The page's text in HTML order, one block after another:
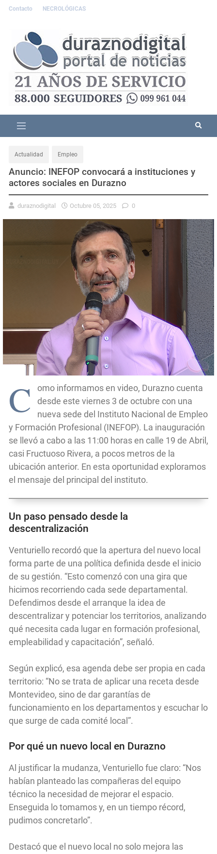
Contacto NECROLÓGICAS
Actualidad Empleo
Anuncio: INEFOP convocará a instituciones y
actores sociales en Durazno
duraznodigital Octubre 05, 2025 0
C
omo informamos en video, Durazno cuenta
desde este viernes 3 de octubre con una
nueva sede del Instituto Nacional de Empleo
y Formación Profesional (INEFOP). La inauguración
se llevó a cabo a las 11:00 horas en calle 19 de Abril,
casi Fructuoso Rivera, a pocos metros de la
ubicación anterior. En esta oportunidad exploramos
el mensaje del principal del instituto.
Un paso pensado desde la
descentralización
Venturiello recordó que la apertura del nuevo local
forma parte de una política definida desde el inicio
de su gestión. “Esto comenzó con una gira que
hicimos recorriendo cada sede departamental.
Defendimos desde el arranque la idea de
descentralizar y potenciar los territorios, analizando
qué necesita cada lugar en formación profesional,
empleabilidad y capacitación”, señaló.
Según explicó, esa agenda debe ser propia en cada
territorio: “No se trata de aplicar una receta desde
Montevideo, sino de dar garantías de
funcionamiento en los departamentos y escuchar lo
que surge de cada comité local”.
Por qué un nuevo local en Durazno
Al justificar la mudanza, Venturiello fue claro: “Nos
habían planteado las compañeras del equipo
técnico la necesidad de mejorar el espacio.
Enseguida lo tomamos y, en un tiempo récord,
pudimos concretarlo”.
Destacó que el nuevo local no solo mejora las